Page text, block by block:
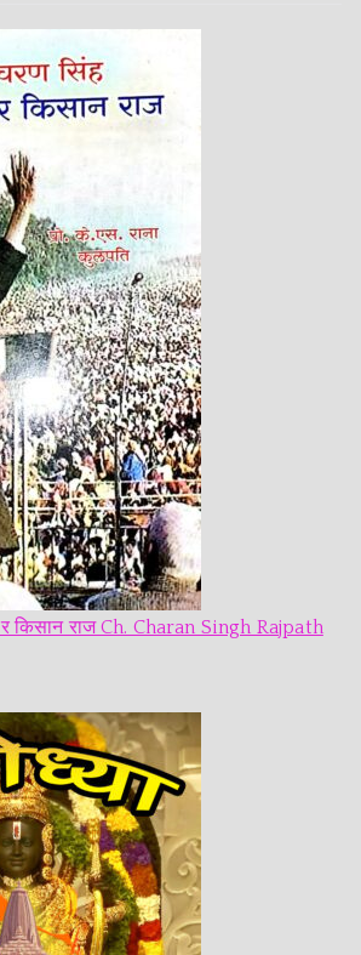
किसान राज Ch. Charan Singh Rajpath